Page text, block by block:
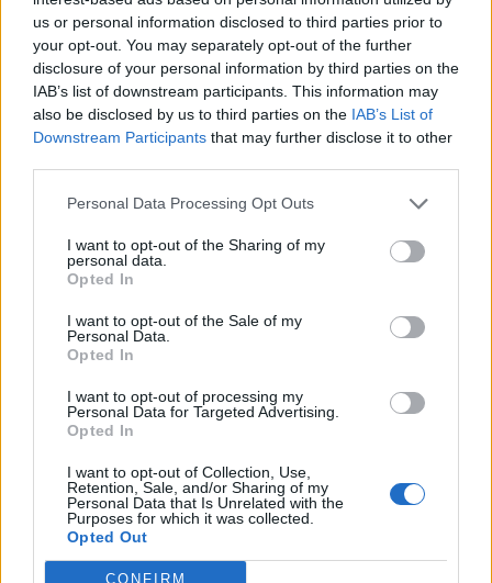
us or personal information disclosed to third parties prior to
your opt-out. You may separately opt-out of the further
disclosure of your personal information by third parties on the
IAB’s list of downstream participants. This information may
also be disclosed by us to third parties on the IAB’s List of
Downstream Participants that may further disclose it to other
Personal Data Processing Opt Outs
I want to opt-out of the Sharing of my
personal data.
Opted In
I want to opt-out of the Sale of my
Personal Data.
Opted In
I want to opt-out of processing my
Personal Data for Targeted Advertising.
Opted In
I want to opt-out of Collection, Use,
Retention, Sale, and/or Sharing of my
Personal Data that Is Unrelated with the
Purposes for which it was collected.
Opted Out
CONFIRM
19.50 Să vă amintesc cine e Voineag
loc duminica viitoare?
PNL
PSD
AUR
UDMR
PMP (Tomac)
Forța Dreptei (L. Orban)
PNȚMM
REPER